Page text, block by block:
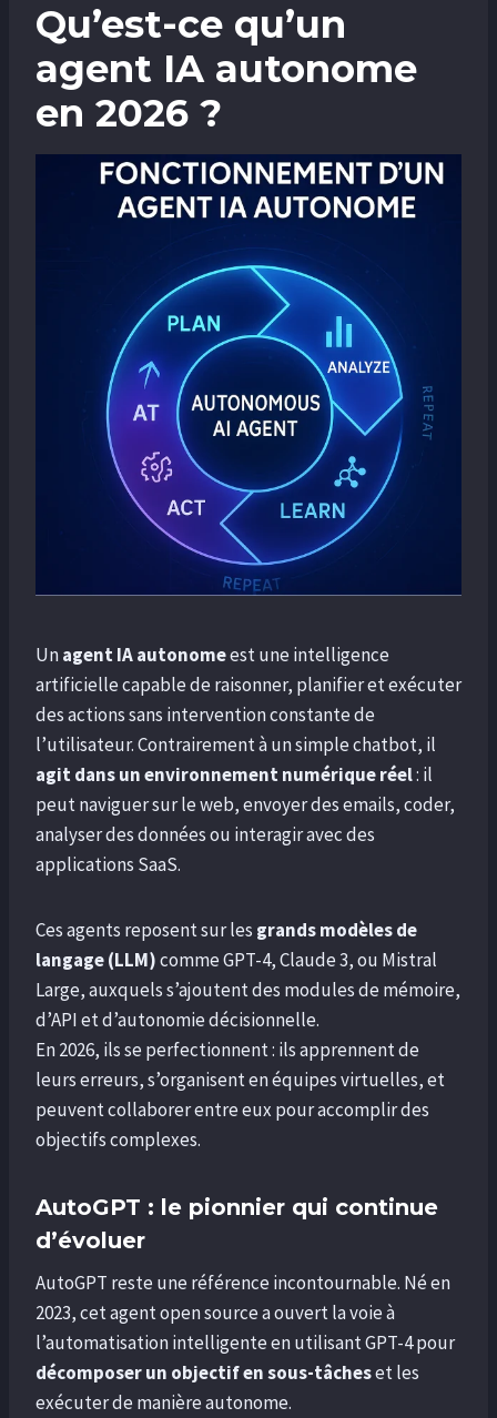
Qu’est-ce qu’un
agent IA autonome
en 2026 ?
Unagent IA autonomeest une intelligence
artificielle capable de raisonner, planifier et exécuter
des actions sans intervention constante de
l’utilisateur. Contrairement à un simple chatbot, il
agit dans un environnement numérique réel: il
peut naviguer sur le web, envoyer des emails, coder,
analyser des données ou interagir avec des
applications SaaS.
Ces agents reposent sur les grands modèles de
langage (LLM)comme GPT-4, Claude 3, ou Mistral
Large, auxquels s’ajoutent des modules de mémoire,
d’API et d’autonomie décisionnelle.
En 2026, ils se perfectionnent : ils apprennent de
leurs erreurs, s’organisent en équipes virtuelles, et
peuvent collaborer entre eux pour accomplir des
objectifs complexes.
AutoGPT : le pionnier qui continue
d’évoluer
AutoGPT reste une référence incontournable. Né en
2023, cet agent open source a ouvert la voie à
l’automatisation intelligente en utilisant GPT-4 pour
décomposer un objectif en sous-tâcheset les
exécuter de manière autonome.